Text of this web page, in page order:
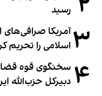
رسید
۳آمریکا صرافی‌های
اسلامی را تحریم
۴ سخنگوی قوه
دبیر‌کل حزب‌الله